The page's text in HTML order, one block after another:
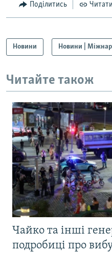
Поділитись
Новини Новини |
Читайте також
Чайко та інші
подробиці про